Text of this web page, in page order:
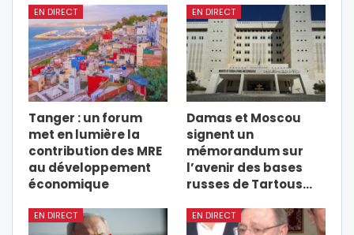
EN DIRECT
Tanger : un forum
met en lumière la
contribution des MRE
au développement
économique
EN DIRECT
Damas et Moscou
signent un
mémorandum sur
l’avenir des bases
russes de Tartous…
EN DIRECT EN DIRECT